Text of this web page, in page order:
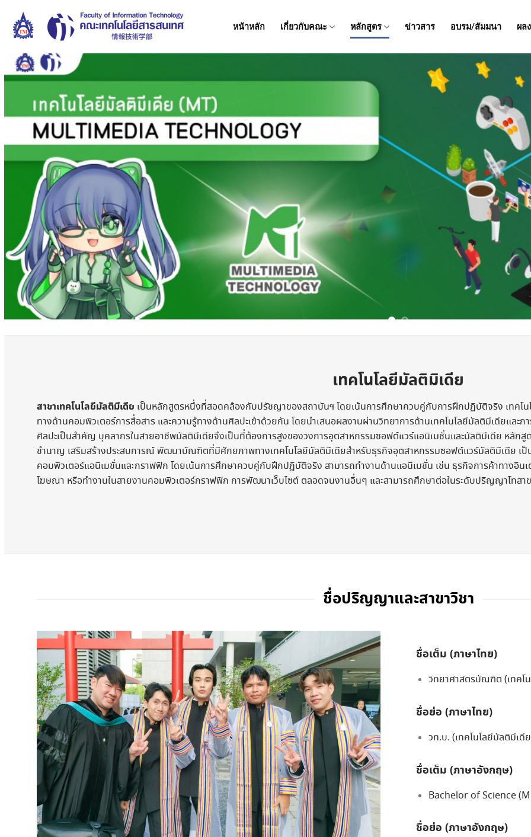
content
หน้าหลัก เกี่ยวกับคณะ หลักสูตร ข่าวสาร อบรม/สัมมนา ผล
เทคโนโลยีมัลติมิเดีย
สาขาเทคโนโลยีมัลติมีเดีย เป็นหลักสูตรหนึ่งที่สอดคล้องกับปรัชญาของสถาบันฯ โดยเน้นการศึกษาควบคู่กับการฝึกปฏิบัติจริง เทค
ทางด้านคอมพิวเตอร์การสื่อสาร และความรู้ทางด้านศิลปะเข้าด้วยกัน โดยนำเสนอผลงานผ่านวิทยาการด้านเทคโนโลยีมัลติมีเดียและ
ศิลปะเป็นสำคัญ บุคลากรในสายอาชีพมัลติมีเดียจึงเป็นที่ต้องการสูงของวงการอุตสาหกรรมซอฟต์แวร์แอนิเมชั่นและมัลติมีเดีย หลั
ชำนาญ เสริมสร้างประสบการณ์ พัฒนาบัณฑิตที่มีศักยภาพทางเทคโนโลยีมัลติมีเดียสำหรับธุรกิจอุตสาหกรรมซอฟต์แวร์มัลติมีเดีย เ
คอมพิวเตอร์แอนิเมชั่นและกราฟฟิก โดยเน้นการศึกษาควบคู่กับฝึกปฏิบัติจริง สามารถทำงานด้านแอนิเมชั่น เช่น ธุรกิจการค้าทางอิ
โฆษณา หรือทำงานในสายงานคอมพิวเตอร์กราฟฟิก การพัฒนาเว็บไซต์ ตลอดจนงานอื่นๆ และสามารถศึกษาต่อในระดับปริญญาโทสาข
ชื่อปริญญาและสาขาวิชา
ชื่อเต็ม (ภาษาไทย)
วิทยาศาสตรบัณฑิต (เทคโ
ชื่อย่อ (ภาษาไทย)
วท.บ. (เทคโนโลยีมัลติมีเดี
ชื่อเต็ม (ภาษาอังกฤษ)
Bachelor of Science
ชื่อย่อ (ภาษาอังกฤษ)